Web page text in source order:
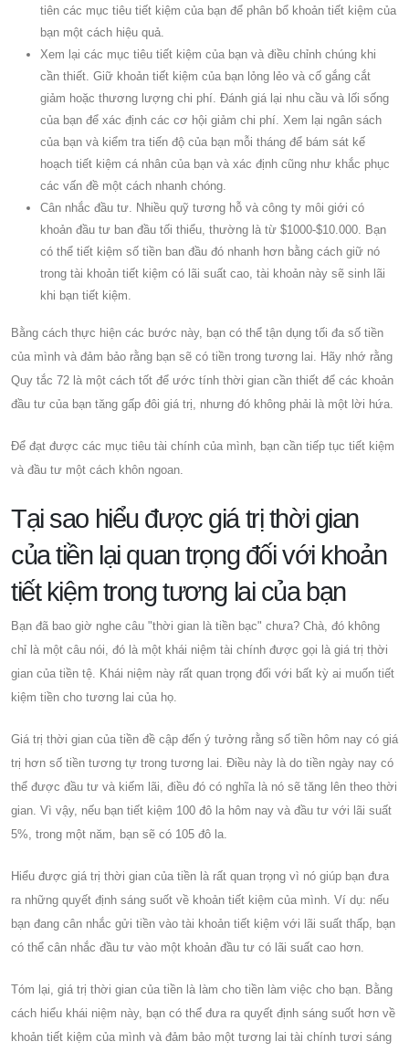
tiên các mục tiêu tiết kiệm của bạn để phân bổ khoản tiết kiệm của
bạn một cách hiệu quả.
Xem lại các mục tiêu tiết kiệm của bạn và điều chỉnh chúng khi
cần thiết. Giữ khoản tiết kiệm của bạn lỏng lẻo và cố gắng cắt
giảm hoặc thương lượng chi phí. Đánh giá lại nhu cầu và lối sống
của bạn để xác định các cơ hội giảm chi phí. Xem lại ngân sách
của bạn và kiểm tra tiến độ của bạn mỗi tháng để bám sát kế
hoạch tiết kiệm cá nhân của bạn và xác định cũng như khắc phục
các vấn đề một cách nhanh chóng.
Cân nhắc đầu tư. Nhiều quỹ tương hỗ và công ty môi giới có
khoản đầu tư ban đầu tối thiểu, thường là từ $1000-$10.000. Bạn
có thể tiết kiệm số tiền ban đầu đó nhanh hơn bằng cách giữ nó
trong tài khoản tiết kiệm có lãi suất cao, tài khoản này sẽ sinh lãi
khi bạn tiết kiệm.
Bằng cách thực hiện các bước này, bạn có thể tận dụng tối đa số tiền
của mình và đảm bảo rằng bạn sẽ có tiền trong tương lai. Hãy nhớ rằng
Quy tắc 72 là một cách tốt để ước tính thời gian cần thiết để các khoản
đầu tư của bạn tăng gấp đôi giá trị, nhưng đó không phải là một lời hứa.
Để đạt được các mục tiêu tài chính của mình, bạn cần tiếp tục tiết kiệm
và đầu tư một cách khôn ngoan.
Tại sao hiểu được giá trị thời gian
của tiền lại quan trọng đối với khoản
tiết kiệm trong tương lai của bạn
Bạn đã bao giờ nghe câu "thời gian là tiền bạc" chưa? Chà, đó không
chỉ là một câu nói, đó là một khái niệm tài chính được gọi là giá trị thời
gian của tiền tệ. Khái niệm này rất quan trọng đối với bất kỳ ai muốn tiết
kiệm tiền cho tương lai của họ.
Giá trị thời gian của tiền đề cập đến ý tưởng rằng số tiền hôm nay có giá
trị hơn số tiền tương tự trong tương lai. Điều này là do tiền ngày nay có
thể được đầu tư và kiếm lãi, điều đó có nghĩa là nó sẽ tăng lên theo thời
gian. Vì vậy, nếu bạn tiết kiệm 100 đô la hôm nay và đầu tư với lãi suất
5%, trong một năm, bạn sẽ có 105 đô la.
Hiểu được giá trị thời gian của tiền là rất quan trọng vì nó giúp bạn đưa
ra những quyết định sáng suốt về khoản tiết kiệm của mình. Ví dụ: nếu
bạn đang cân nhắc gửi tiền vào tài khoản tiết kiệm với lãi suất thấp, bạn
có thể cân nhắc đầu tư vào một khoản đầu tư có lãi suất cao hơn.
Tóm lại, giá trị thời gian của tiền là làm cho tiền làm việc cho bạn. Bằng
cách hiểu khái niệm này, bạn có thể đưa ra quyết định sáng suốt hơn về
khoản tiết kiệm của mình và đảm bảo một tương lai tài chính tươi sáng